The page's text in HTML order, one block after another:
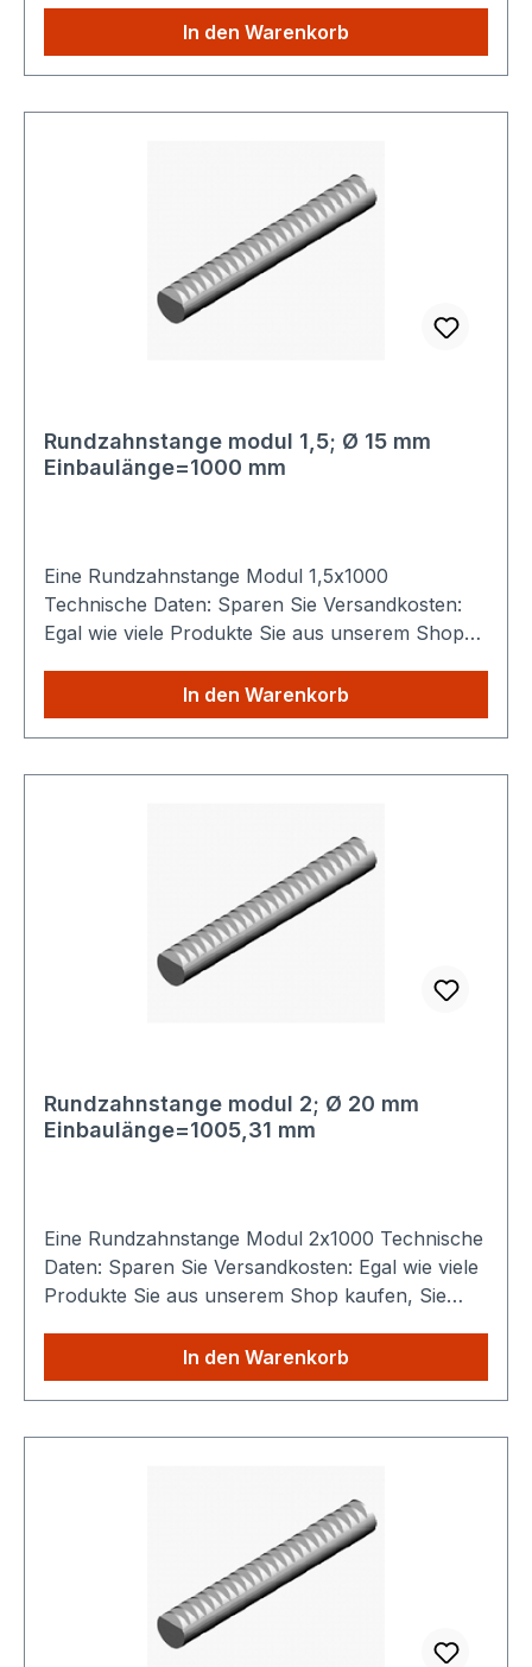
In den Warenkorb
Rundzahnstange modul 1,5; Ø 15 mm
Einbaulänge=1000 mm
Eine Rundzahnstange Modul 1,5x1000
Technische Daten: Sparen Sie Versandkosten:
Egal wie viele Produkte Sie aus unserem Shop
In den Warenkorb
Rundzahnstange modul 2; Ø 20 mm
Einbaulänge=1005,31 mm
Eine Rundzahnstange Modul 2x1000 Technische
Daten: Sparen Sie Versandkosten: Egal wie viele
Produkte Sie aus unserem Shop kaufen, Sie
In den Warenkorb